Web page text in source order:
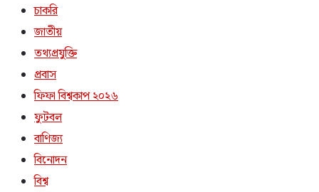
চাকরি
জাতীয়
তথ্যপ্রযুক্তি
প্রবাস
ফিফা বিশ্বকাপ ২০২৬
ফুটবল
বাণিজ্য
বিনোদন
বিশ্ব